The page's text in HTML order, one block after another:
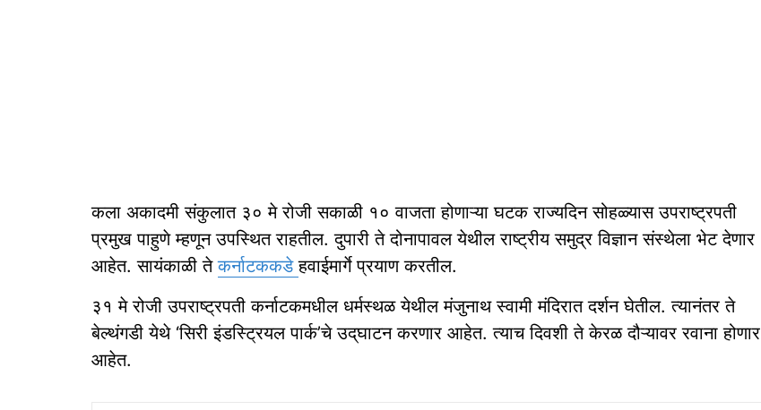
कला अकादमी संकुलात ३० मे रोजी सकाळी १० वाजता होणाऱ्या घटक राज्यदिन सोहळ्यास उपराष्ट्रपती
प्रमुख पाहुणे म्हणून उपस्थित राहतील. दुपारी ते दोनापावल येथील राष्ट्रीय समुद्र विज्ञान संस्थेला भेट देणार
आहेत. सायंकाळी तेकर्नाटककडेहवाईमार्गे प्रयाण करतील.
३१ मे रोजी उपराष्ट्रपती कर्नाटकमधील धर्मस्थळ येथील मंजुनाथ स्वामी मंदिरात दर्शन घेतील. त्यानंतर ते
बेल्थंगडी येथे ‘सिरी इंडस्ट्रियल पार्क’चे उद्‌घाटन करणार आहेत. त्याच दिवशी ते केरळ दौऱ्यावर रवाना होणार
आहेत.